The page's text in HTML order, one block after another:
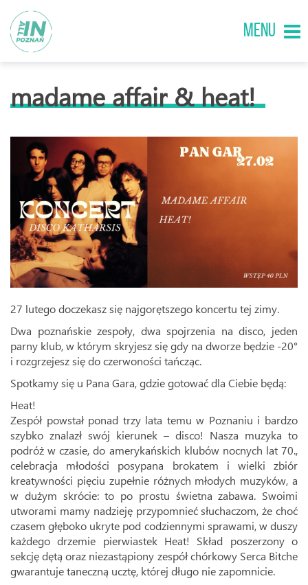
MENU
madame affair & heat!
27 lutego doczekasz się najgorętszego koncertu tej zimy.
Dwa poznańskie zespoły, dwa spojrzenia na disco, jeden
parny klub, w którym skryjesz się gdy na dworze będzie -20°
i rozgrzejesz się do czerwoności tańcząc.
Spotkamy się u Pana Gara, gdzie gotować dla Ciebie będą:
Heat!
Zespół powstał ponad trzy lata temu w Poznaniu i bardzo
szybko znalazł swój kierunek – disco! Nasza muzyka to
podróż w czasie, do amerykańskich klubów nocnych lat 70.,
celebracja młodości posypana brokatem i wielki zbiór
kreatywności pięciu zupełnie różnych młodych muzyków, a
w dużym skrócie: to po prostu świetna zabawa. Swoimi
utworami mamy nadzieję przypomnieć słuchaczom, że choć
czasem głęboko ukryte pod codziennymi sprawami, w duszy
każdego drzemie pierwiastek Heat! Skład poszerzony o
sekcję dętą oraz niezastąpiony zespół chórkowy Serca Bitche
gwarantuje taneczną ucztę, której długo nie zapomnicie.